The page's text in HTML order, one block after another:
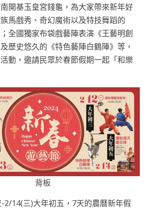
開基玉皇宮錢龜，為大家帶來新年好
馬戲秀、奇幻魔術以及特技舞蹈的
全國獨家布袋戲藝陣表演《王藝明創
歷史悠久的《特色藝陣白鶴陣》等，
動，邀請民眾於春節假期一起「和樂
背板
14(三)大年初五，7天的農曆新年假